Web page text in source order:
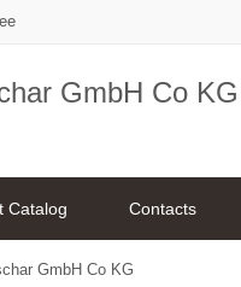
GmbH Co KG
Catalog Contacts
GmbH Co KG